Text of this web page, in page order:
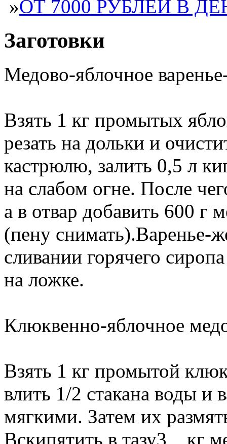
»ОТ 7000 РУБЛЕЙ В
Заготовки
Медово-яблочное
Взять 1 кг промытых
резать на дольки и
кастрюлю, залить 0,5 л
на слабом огне. После
а в отвар добавить 600 г
(пену снимать).Варенье-
сливании горячего
на ложке.
Клюквенно-яблочное
Взять 1 кг промытой
влить 1/2 стакана воды и
мягкими. Затем их
Вскипятить в тазу3 кг